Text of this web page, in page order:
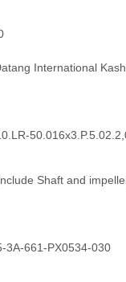
International
Shaft and
3A-661-PX0534-030